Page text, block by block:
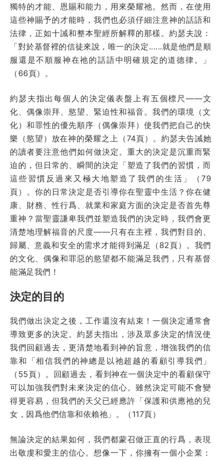
獨特的才能、恩賜和能力，用來榮耀祂。然而，在使用
這些神賜予的才能時，我們也必須仔細注意神的話語和
法律，正如十誡和整本聖經所解釋的那樣。約瑟夫說：
「對於基督裡的信徒來說，唯一的決定......就是他們是順
服還是不順服神在祂的話語中明確規定的道德律。」
（66頁）。
約瑟夫指出每個人的決定儀表盤上有五個標尺——文
化、偶像崇拜、慾望、緊迫性和福音。我們的環境（文
化）和罪性的優先順序（偶像崇拜）使我們把自己的快
樂（慾望）放在神的榮耀之上（74頁）。約瑟夫告誡她
的讀者要注意他們如何做決定。重大的決定是沉重而緊
迫的，但日常的、瞬間的決定「塑造了我們的習慣，而
這些習慣反過來又極大地塑造了我們的生活」（79
頁）。你的日常決定是否引導你在聖靈中生活？你在健
康、財務、性行爲、就業和家庭方面的決定是否首先尊
重神？當聖靈謙卑我們並塑造我們的決定時，我們會更
清楚地理解福音的尺度——只有在主裡，我們對目的、
歸屬、意義和安全的需求才能得到滿足（82頁）。我們
的文化、偶像和罪惡的慾望都不能滿足我們，只有基督
能滿足我們！
決定的目的
我們做出決定之後，工作還沒有結束！一個決定通常會
導致更多的決定。約瑟夫指出，涉及眾多決定的情況使
我們回顧過去，更清楚地看到神的旨意，增強我們的信
靠和「相信我們的神總是以祂超越的看顧引導我們」
（55頁）。回顧過去，看到神在一個決定中的看顧保守
可以加強我們對未來決定的信心。雖然決定可能不會變
得更容易，但我們的天父已經應許「保護和供應祂的兒
女，因爲他們信靠和依賴祂」。（117頁）
無論決定的結果如何，我們都蒙召做正直的行爲，表現
出敬虔和愛主的信心。想像一下，你擁有一個小企業：